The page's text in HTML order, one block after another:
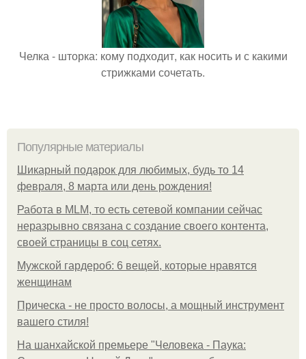
Челка - шторка: кому подходит, как носить и с какими
стрижками сочетать.
Популярные материалы
Шикарный подарок для любимых, будь то 14
февраля, 8 марта или день рождения!
Работа в MLM, то есть сетевой компании сейчас
неразрывно связана с создание своего контента,
своей страницы в соц сетях.
Мужской гардероб: 6 вещей, которые нравятся
женщинам
Прическа - не просто волосы, а мощный инструмент
вашего стиля!
На шанхайской премьере "Человека - Паука: